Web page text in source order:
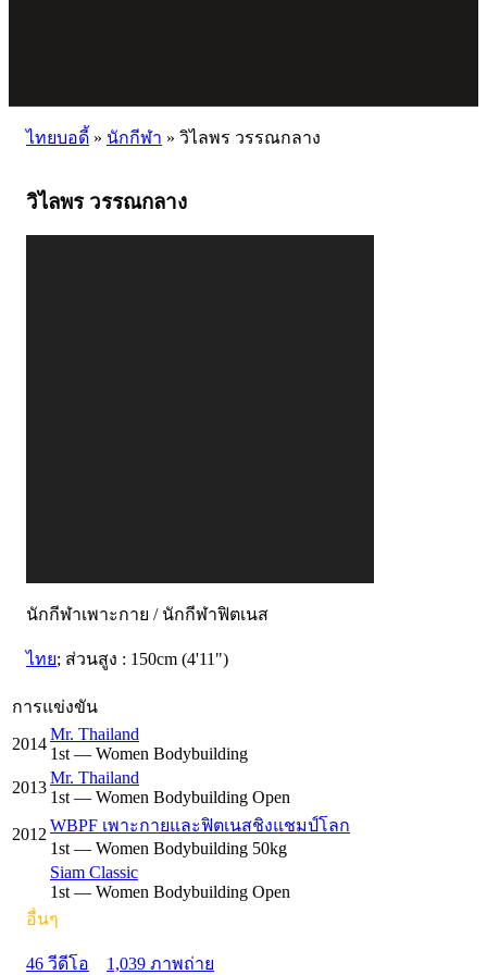
ไทยบอดี้ » นักกีฬา » วิไลพร วรรณกลาง
วิไลพร วรรณกลาง
นักกีฬาเพาะกาย / นักกีฬาฟิตเนส
ไทย; ส่วนสูง : 150cm (4'11")
การแข่งขัน
2014
Mr. Thailand
1st — Women Bodybuilding
2013
Mr. Thailand
1st — Women Bodybuilding Open
2012 WBPF เพาะกายและฟิตเนสชิงแชมป์โลก
1st — Women Bodybuilding 50kg
Siam Classic
1st — Women Bodybuilding Open
อื่นๆ
46 วีดีโอ 1,039 ภาพถ่าย